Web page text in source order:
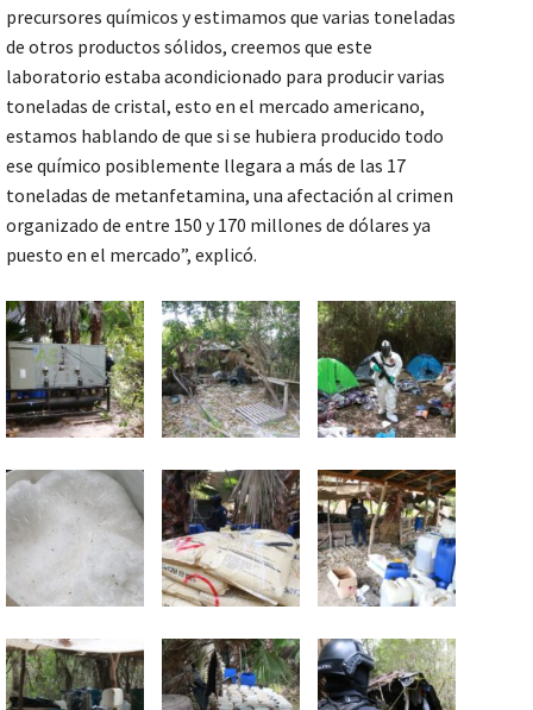
precursores químicos y estimamos que varias toneladas
de otros productos sólidos, creemos que este
laboratorio estaba acondicionado para producir varias
toneladas de cristal, esto en el mercado americano,
estamos hablando de que si se hubiera producido todo
ese químico posiblemente llegara a más de las 17
toneladas de metanfetamina, una afectación al crimen
organizado de entre 150 y 170 millones de dólares ya
puesto en el mercado”, explicó.